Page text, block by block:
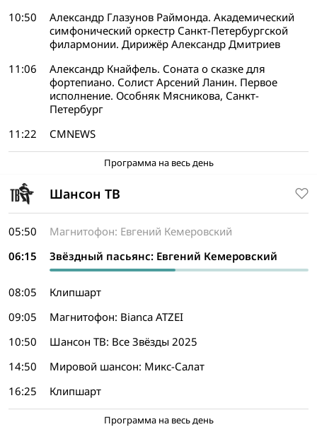
10:50
Александр Глазунов Раймонда. Академический
симфонический оркестр Санкт-Петербургской
филармонии. Дирижёр Александр Дмитриев
11:06
Александр Кнайфель. Соната о сказке для
фортепиано. Солист Арсений Ланин. Первое
исполнение. Особняк Мясникова, Санкт-
Петербург
11:22
СМNEWS
Программа на весь день
Шансон ТВ
05:50
Магнитофон: Евгений Кемеровский
06:15
Звёздный пасьянс: Евгений Кемеровский
08:05
Клипшарт
09:05
Магнитофон: Bianca ATZEI
10:50
Шансон ТВ: Все Звёзды 2025
14:50
Мировой шансон: Микс-Салат
16:25
Клипшарт
Программа на весь день